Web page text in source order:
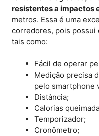
resistentes a impactos
metros. Essa é uma
corredores, pois possui
tais como:
Fácil de operar
Medição precisa
pelo smartphone
Distância;
Calorias
Temporizador;
Cronômetro;